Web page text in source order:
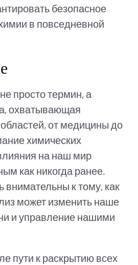
безопасное
в повседневной
просто термин, а
охватывающая
от медицины до
химических
на наш мир
как никогда ранее.
к тому, как
может изменить наше
и управление нашими
пути к раскрытию всех